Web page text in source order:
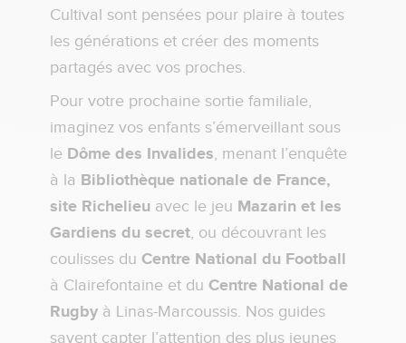
Cultival sont pensées pour plaire à toutes
les générations et créer des moments
partagés avec vos proches.
Pour votre prochaine sortie familiale,
imaginez vos enfants s’émerveillant sous
le Dôme des Invalides, menant l’enquête
à la Bibliothèque nationale de France,
site Richelieu avec le jeu Mazarin et les
Gardiens du secret, ou découvrant les
coulisses du Centre National du Football
à Clairefontaine et du Centre National de
Rugby à Linas-Marcoussis. Nos guides
savent capter l’attention des plus jeunes